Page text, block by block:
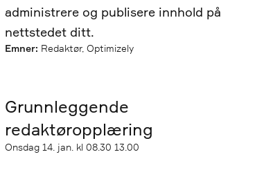
administrere og publisere innhold på
nettstedet ditt.
Emner: Redaktør, Optimizely
Grunnleggende
redaktøropplæring
Onsdag 14. jan. kl 08.30 13.00